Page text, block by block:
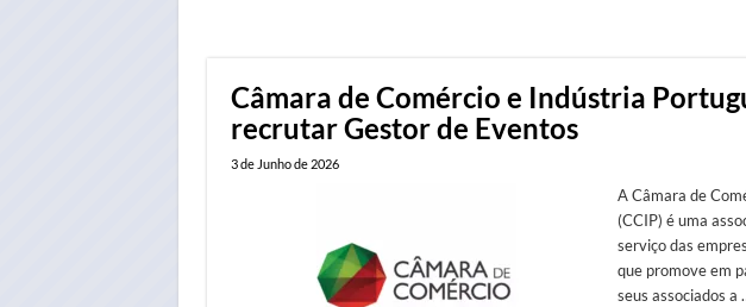
Câmara de Comércio e Indústria
recrutar Gestor de Eventos
3 de Junho de 2026
A Câmara de
(CCIP) é uma
serviço das
que promove em
seus associados a